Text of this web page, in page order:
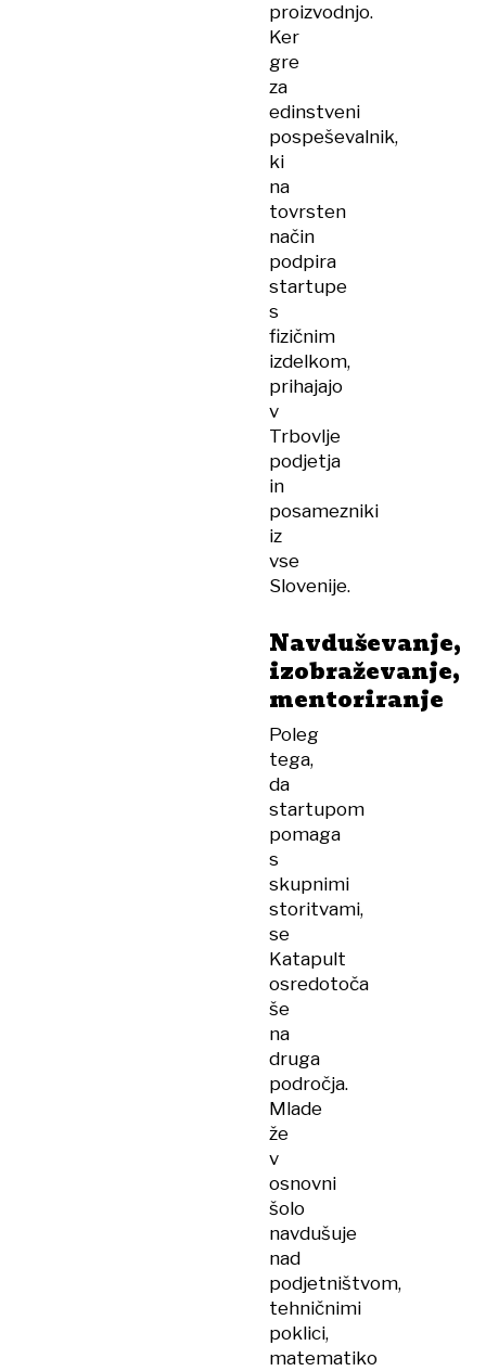
proizvodnjo.
Ker
gre
za
edinstveni
pospeševalnik,
ki
na
tovrsten
način
podpira
startupe
s
fizičnim
izdelkom,
prihajajo
v
Trbovlje
podjetja
in
posamezniki
iz
vse
Slovenije.
Navduševanje,
izobraževanje,
mentoriranje
Poleg
tega,
da
startupom
pomaga
s
skupnimi
storitvami,
se
Katapult
osredotoča
še
na
druga
področja.
Mlade
že
v
osnovni
šolo
navdušuje
nad
podjetništvom,
tehničnimi
poklici,
matematiko